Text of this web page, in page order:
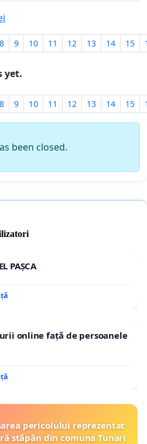
8 9 10 11 12 13 14 15
yet.
8 9 10 11 12 13 14 15
been closed.
PAȘCA
online față de persoanele
pericolului reprezentat
stăpân din comuna Tunari